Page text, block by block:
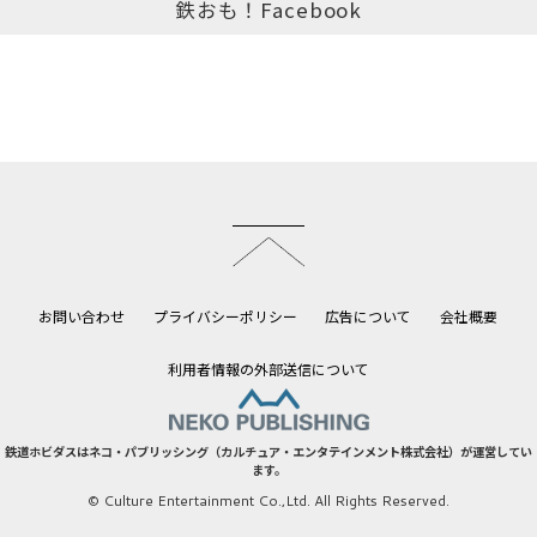
鉄おも！Facebook
お問い合わせ プライバシーポリシー 広告について 会社概要
利用者情報の外部送信について
鉄道ホビダスはネコ・パブリッシング（カルチュア・エンタテインメント株式会社）が運営してい
ます。
© Culture Entertainment Co.,Ltd. All Rights Reserved.